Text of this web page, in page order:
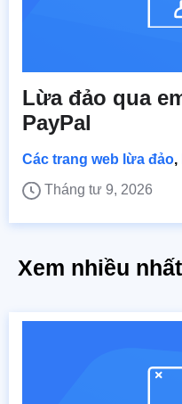
Lừa đảo qua
PayPal
Các trang web lừa đảo,
Tháng tư 9, 2026
Xem nhiều nhất